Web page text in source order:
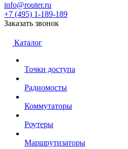
info@router.ru
+7 (495) 1-189-189
Заказать звонок
Каталог
Точки доступа
Радиомосты
Коммутаторы
Роутеры
Маршрутизаторы